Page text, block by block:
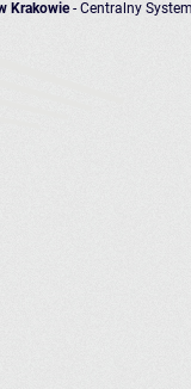
Krakowie- Centralny